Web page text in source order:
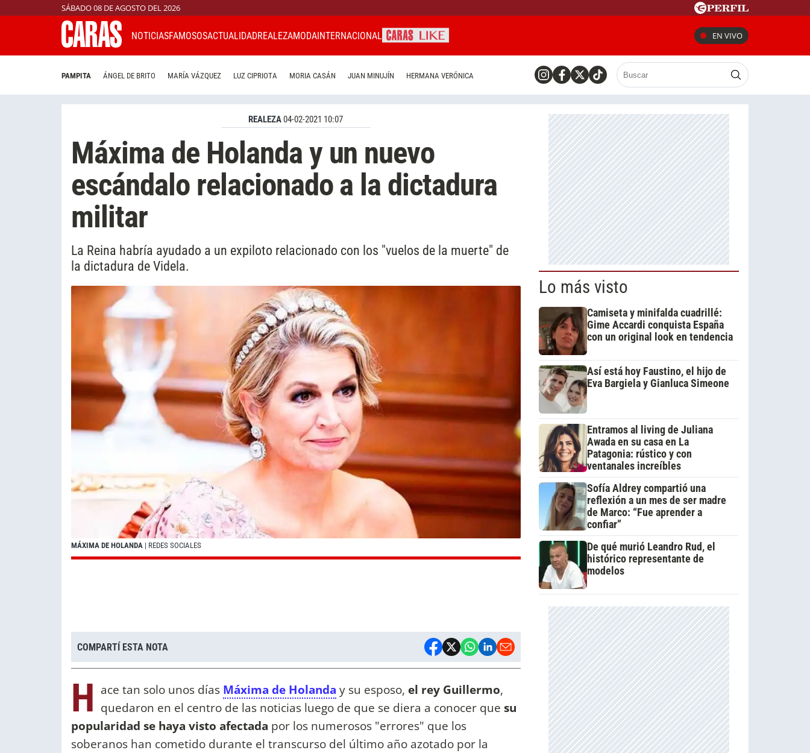
SÁBADO 08 DE AGOSTO DEL 2026
NOTICIASFAMOSOSACTUALIDADREALEZAMODAINTERNACIONAL EN VIVO
PAMPITA ÁNGEL DE BRITO MARÍA VÁZQUEZ LUZ CIPRIOTA MORIA CASÁN JUAN MINUJÍN HERMANA VERÓNICA
REALEZA04-02-2021 10:07
Máxima de Holanda y un nuevo
escándalo relacionado a la dictadura
militar
La Reina habría ayudado a un expiloto relacionado con los "vuelos de la muerte" de
la dictadura de Videla.
MÁXIMA DE HOLANDA | REDES SOCIALES
COMPARTÍ ESTA NOTA
H ace tan solo unos días Máxima de Holanda y su esposo, el rey Guillermo,
quedaron en el centro de las noticias luego de que se diera a conocer que su
popularidad se haya visto afectada por los numerosos "errores" que los
soberanos han cometido durante el transcurso del último año azotado por la
Lo más visto
Camiseta y minifalda cuadrillé:
Gime Accardi conquista España
con un original look en tendencia
Así está hoy Faustino, el hijo de
Eva Bargiela y Gianluca Simeone
Entramos al living de Juliana
Awada en su casa en La
Patagonia: rústico y con
ventanales increíbles
Sofía Aldrey compartió una
reflexión a un mes de ser madre
de Marco: “Fue aprender a
confiar”
De qué murió Leandro Rud, el
histórico representante de
modelos